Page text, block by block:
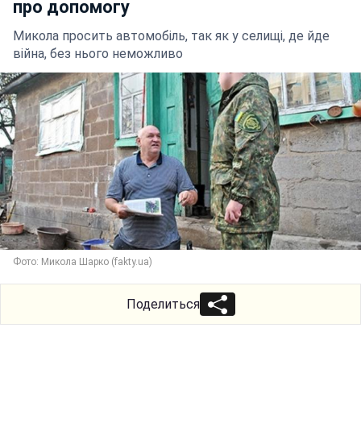
про допомогу
Микола просить автомобіль, так як у селищі, де йде
війна, без нього неможливо
Фото: Микола Шарко (fakty.ua)
Поделиться